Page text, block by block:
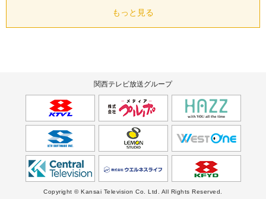
もっと見る
関西テレビ放送グループ
Copyright © Kansai Television Co. Ltd. All Rights Reserved.